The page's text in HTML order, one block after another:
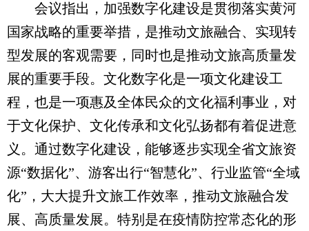
会议指出，加强数字化建设是贯彻落实黄河
国家战略的重要举措，是推动文旅融合、实现转
型发展的客观需要，同时也是推动文旅高质量发
展的重要手段。文化数字化是一项文化建设工
程，也是一项惠及全体民众的文化福利事业，对
于文化保护、文化传承和文化弘扬都有着促进意
义。通过数字化建设，能够逐步实现全省文旅资
源“数据化”、游客出行“智慧化”、行业监管“全域
化”，大大提升文旅工作效率，推动文旅融合发
展、高质量发展。特别是在疫情防控常态化的形